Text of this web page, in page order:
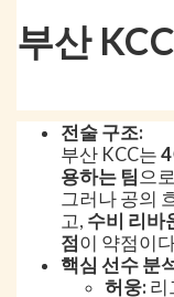
부산
전술 구조:
부산 KCC는
용하는 팀 으
그러나 공의
고, 수비 리바
점이 약점이
핵심 선수 분
허웅: 리